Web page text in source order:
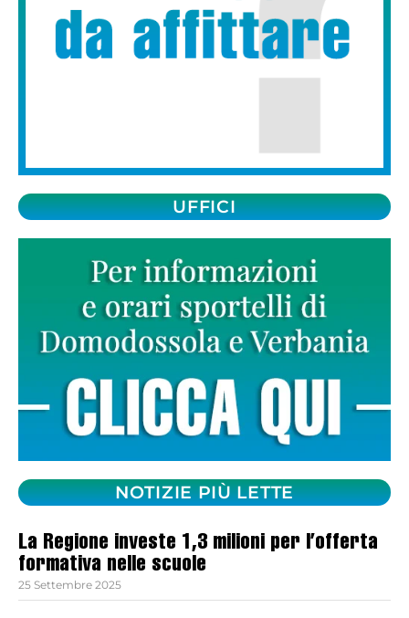
UFFICI
NOTIZIE PIÙ LETTE
La Regione investe 1,3 milioni per l’offerta
formativa nelle scuole
25 Settembre 2025